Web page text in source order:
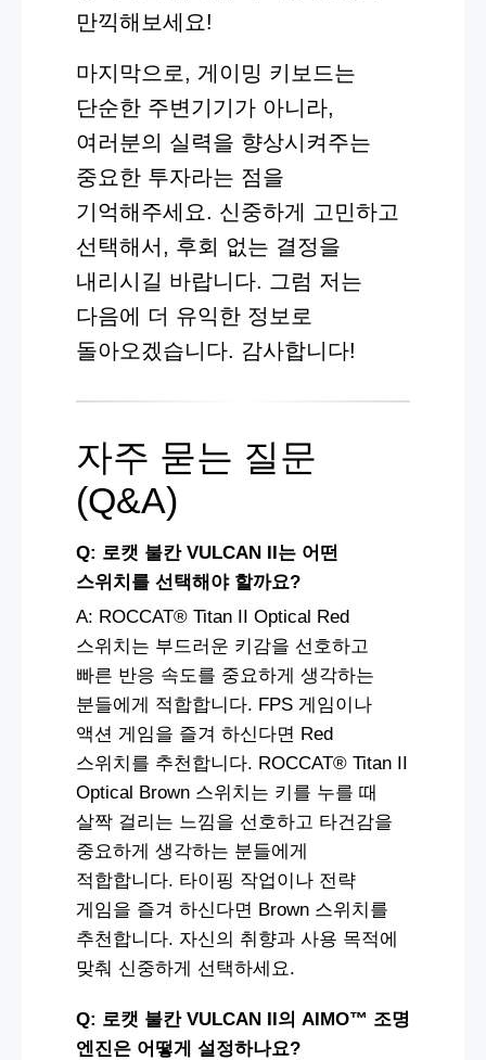
만끽해보세요!
마지막으로, 게이밍 키보드는
단순한 주변기기가 아니라,
여러분의 실력을 향상시켜주는
중요한 투자라는 점을
기억해주세요. 신중하게 고민하고
선택해서, 후회 없는 결정을
내리시길 바랍니다. 그럼 저는
다음에 더 유익한 정보로
돌아오겠습니다. 감사합니다!
자주 묻는 질문
(Q&A)
Q: 로캣 불칸 VULCAN II는 어떤
스위치를 선택해야 할까요?
A: ROCCAT® Titan II Optical Red
스위치는 부드러운 키감을 선호하고
빠른 반응 속도를 중요하게 생각하는
분들에게 적합합니다. FPS 게임이나
액션 게임을 즐겨 하신다면 Red
스위치를 추천합니다. ROCCAT® Titan II
Optical Brown 스위치는 키를 누를 때
살짝 걸리는 느낌을 선호하고 타건감을
중요하게 생각하는 분들에게
적합합니다. 타이핑 작업이나 전략
게임을 즐겨 하신다면 Brown 스위치를
추천합니다. 자신의 취향과 사용 목적에
맞춰 신중하게 선택하세요.
Q: 로캣 불칸 VULCAN II의 AIMO™ 조명
엔진은 어떻게 설정하나요?